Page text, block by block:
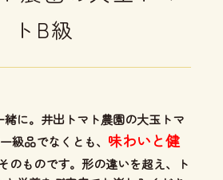
トB級
に。井出トマト農園の大玉トマ
級品でなくとも、 味わいと健
のものです。形の違いを超え、ト